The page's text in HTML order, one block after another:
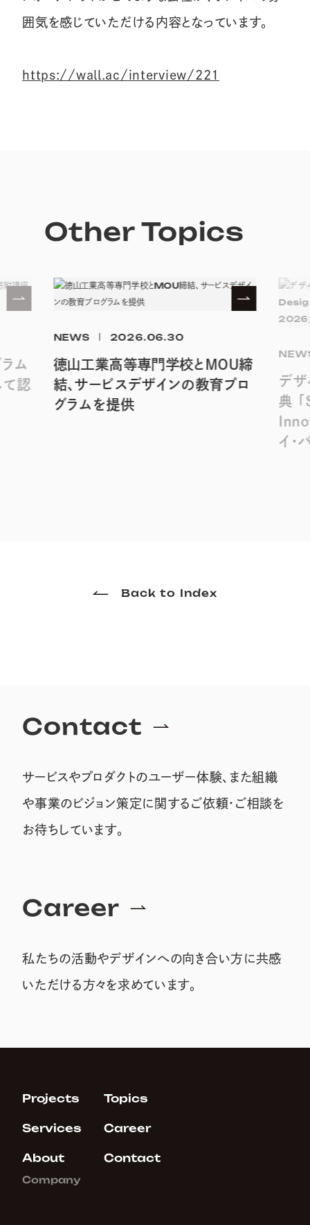
囲気を感じていただける内容となっています。
https://wall.ac/interview/221
Other Topics
ム
て認
NEWS 2026.06.30
徳山工業高等専門学校とMOU締
結、サービスデザインの教育プロ
グラムを提供
デザ
典
イ・
Back to Index
Contact
サービスやプロダクトのユーザー体験、また組織
や事業のビジョン策定に関するご依頼・ご相談を
お待ちしています。
Career
私たちの活動やデザインへの向き合い方に共感
いただける方々を求めています。
Projects
Services
About
Company
Topics
Career
Contact